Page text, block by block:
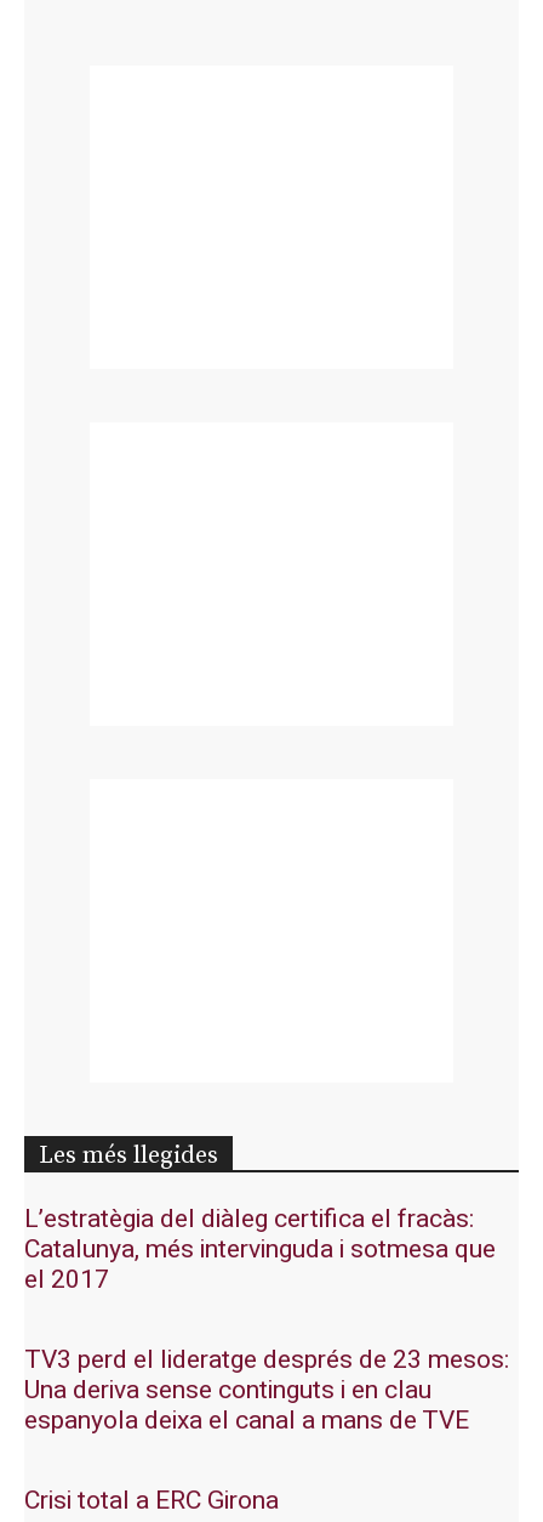
Les més llegides
L’estratègia del diàleg certifica el fracàs:
Catalunya, més intervinguda i sotmesa que
el 2017
TV3 perd el lideratge després de 23 mesos:
Una deriva sense continguts i en clau
espanyola deixa el canal a mans de TVE
Crisi total a ERC Girona